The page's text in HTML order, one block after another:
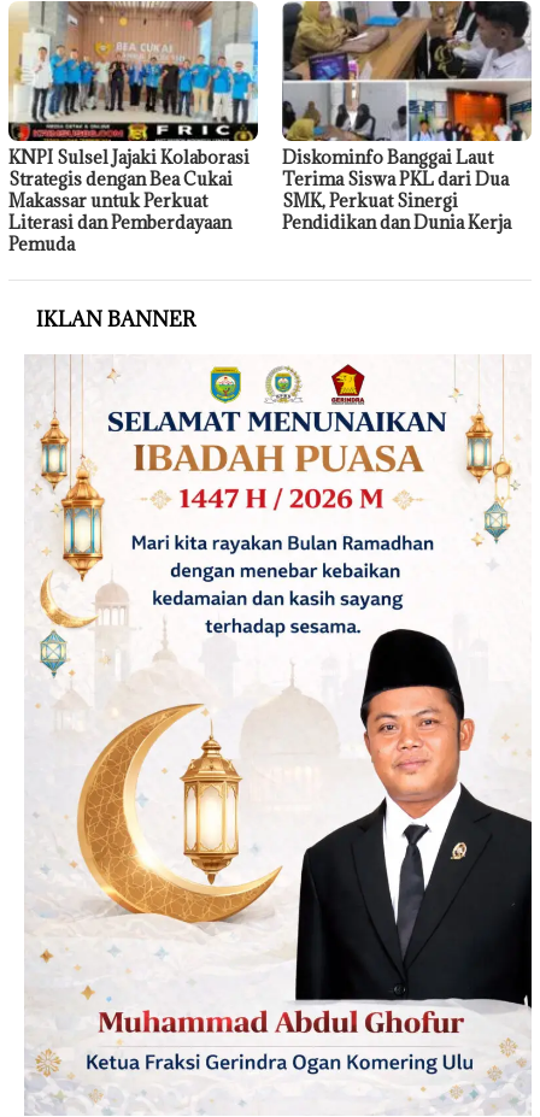
KNPI Sulsel Jajaki Kolaborasi
Strategis dengan Bea Cukai
Makassar untuk Perkuat
Literasi dan Pemberdayaan
Pemuda
Diskominfo Banggai Laut
Terima Siswa PKL dari Dua
SMK, Perkuat Sinergi
Pendidikan dan Dunia Kerja
IKLAN BANNER